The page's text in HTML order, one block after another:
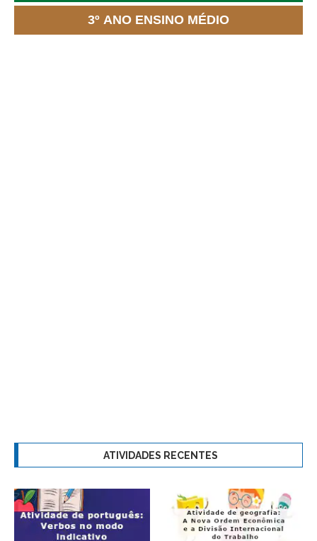
3º ANO ENSINO MÉDIO
ATIVIDADES RECENTES